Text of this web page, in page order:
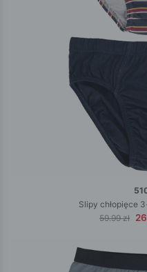
Slipy chłopięce
59.99 zł